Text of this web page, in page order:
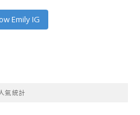
Emily IG
氣統計